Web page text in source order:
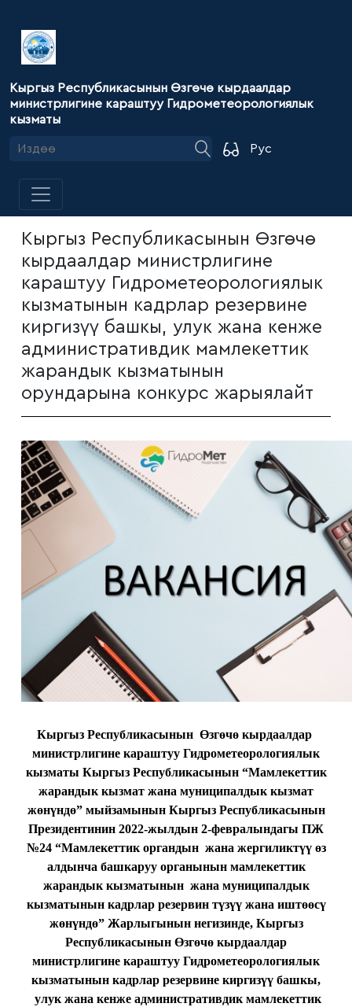
Кыргыз Республикасынын Өзгөчө кырдаалдар
министрлигине караштуу Гидрометеорологиялык
кызматы
Рус
Кыргыз Республикасынын Өзгөчө
кырдаалдар министрлигине
караштуу Гидрометеорологиялык
кызматынын кадрлар резервине
киргизүү башкы, улук жана кенже
административдик мамлекеттик
жарандык кызматынын
орундарына конкурс жарыялайт
Кыргыз Республикасынын Өзгөчө кырдаалдар
министрлигине караштуу Гидрометеорологиялык
кызматы Кыргыз Республикасынын “Мамлекеттик
жарандык кызмат жана муниципалдык кызмат
жөнүндө” мыйзамынын Кыргыз Республикасынын
Президентинин 2022-жылдын 2-февралындагы ПЖ
№24 “Мамлекеттик органдын жана жергиликтүү өз
алдынча башкаруу органынын мамлекеттик
жарандык кызматынын жана муниципалдык
кызматынын кадрлар резервин түзүү жана иштөөсү
жөнүндө” Жарлыгынын негизинде, Кыргыз
Республикасынын Өзгөчө кырдаалдар
министрлигине караштуу Гидрометеорологиялык
кызматынын кадрлар резервине киргизүү башкы,
улук жана кенже административдик мамлекеттик